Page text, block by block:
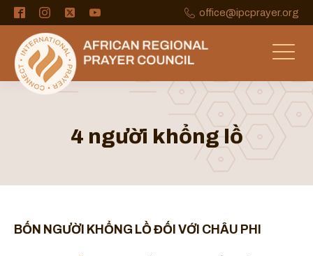
office@ipcprayer.org
4 người khổng lồ
BỐN NGƯỜI KHỔNG LỒĐỐI VỚI CHÂU PHI